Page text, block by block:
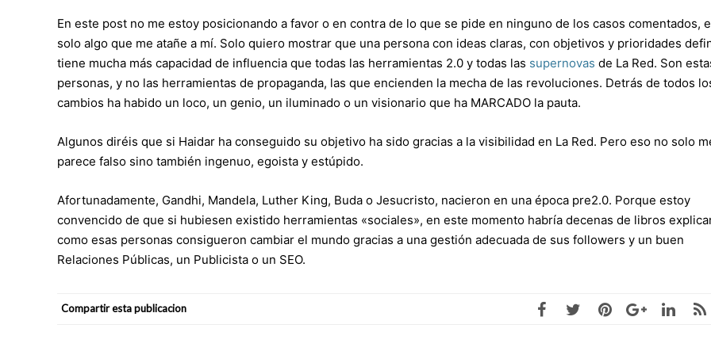
En este post no me estoy posicionando a favor o en contra de lo que se pide en ninguno de los casos comentados,
solo algo que me atañe a mí. Solo quiero mostrar que una persona con ideas claras, con objetivos y prioridades
tiene mucha más capacidad de influencia que todas las herramientas 2.0 y todas las supernovas de La Red. Son
personas, y no las herramientas de propaganda, las que encienden la mecha de las revoluciones. Detrás de todos
cambios ha habido un loco, un genio, un iluminado o un visionario que ha MARCADO la pauta.
Algunos diréis que si Haidar ha conseguido su objetivo ha sido gracias a la visibilidad en La Red. Pero eso no solo
parece falso sino también ingenuo, egoista y estúpido.
Afortunadamente, Gandhi, Mandela, Luther King, Buda o Jesucristo, nacieron en una época pre2.0. Porque estoy
convencido de que si hubiesen existido herramientas «sociales», en este momento habría decenas de libros
como esas personas consigueron cambiar el mundo gracias a una gestión adecuada de sus followers y un buen
Relaciones Públicas, un Publicista o un SEO.
Compartir esta publicacion